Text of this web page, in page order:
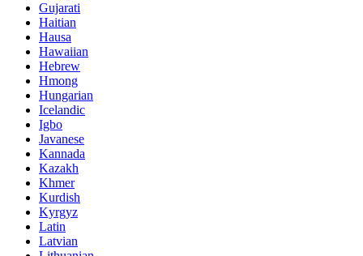
Gujarati
Haitian
Hausa
Hawaiian
Hebrew
Hmong
Hungarian
Icelandic
Igbo
Javanese
Kannada
Kazakh
Khmer
Kurdish
Kyrgyz
Latin
Latvian